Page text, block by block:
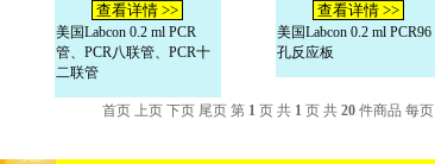
查看详情 >>
美国Labcon 0.2 ml PCR
管、PCR八联管、PCR十
二联管
查看详情 >>
美国Labcon 0.2 ml PCR96
孔反应板
首页 上页 下页 尾页 第 1 页 共 1 页 共 20 件商品 每页